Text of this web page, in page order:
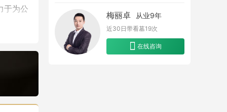
于为公
梅丽卓 从业9年
近30日带看墓19次
在线咨询